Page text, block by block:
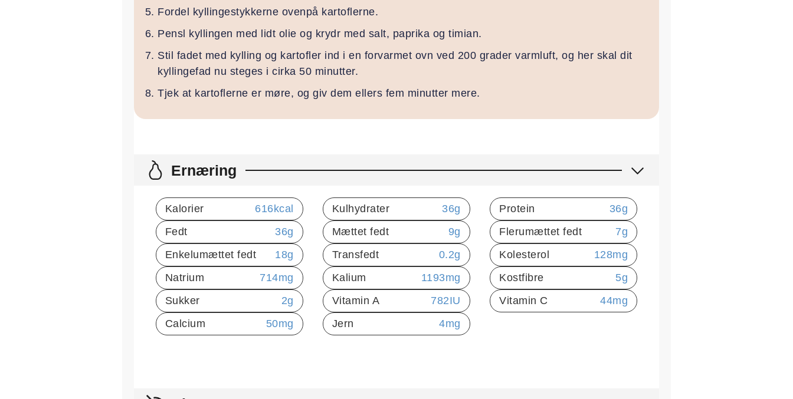
Fordel kyllingestykkerne ovenpå kartoflerne.
Pensl kyllingen med lidt olie og krydr med salt, paprika og timian.
Stil fadet med kylling og kartofler ind i en forvarmet ovn ved 200 grader varmluft, og her skal dit
kyllingefad nu steges i cirka 50 minutter.
Tjek at kartoflerne er møre, og giv dem ellers fem minutter mere.
Ernæring
Kalorier 616kcal Kulhydrater 36g Protein 36g
Fedt
36g Mættet fedt 9g Flerumættet fedt 7g
Enkelumættet fedt
18g Transfedt 0.2g Kolesterol 128mg
Natrium
714mg Kalium 1193mg Kostfibre 5g
Sukker
2g Vitamin A 782IU Vitamin C 44mg
Calcium
50mg Jern 4mg